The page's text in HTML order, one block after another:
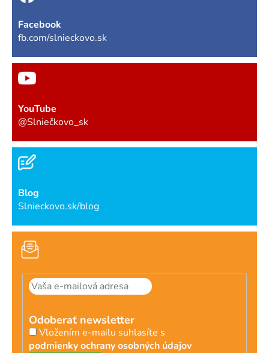
Facebook
fb.com/slnieckovo.sk
YouTube
@Slniečkovo_sk
Blog
Slnieckovo.sk/blog
Odoberať newsletter
Vložením e-mailu suhlasíte s
podmienky ochrany osobných údajov